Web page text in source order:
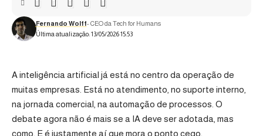
Última atualização: 13/05/2026 15:53
Fernando Wolff- CEO da Tech for Humans
A inteligência artificial já está no centro da operação de
muitas empresas. Está no atendimento, no suporte interno,
na jornada comercial, na automação de processos. O
debate agora não é mais se a IA deve ser adotada, mas
como. E é justamente aí que mora o ponto cego.